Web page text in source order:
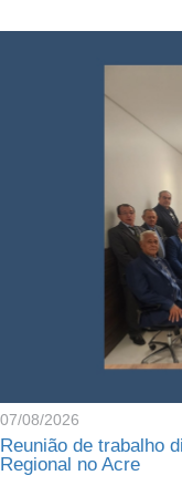
07/08/2026
Reunião de trabalho
Regional no Acre